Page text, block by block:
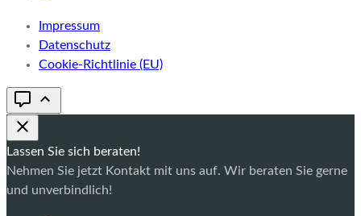
Impressum
Datenschutz
Cookie-Richtlinie (EU)
Lassen Sie sich beraten!
Nehmen Sie jetzt Kontakt mit uns auf. Wir beraten Sie gerne
und unverbindlich!